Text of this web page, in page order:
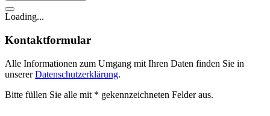
Loading...
Kontaktformular
Alle Informationen zum Umgang mit Ihren Daten finden Sie in
unsererDatenschutzerklärung.
Bitte füllen Sie alle mit * gekennzeichneten Felder aus.